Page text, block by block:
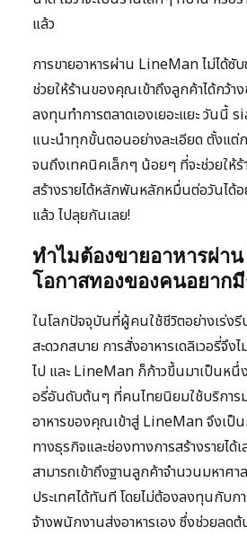
แล้ว
การขายอาหารผ่าน LineMan ไม่ได้
ช่วยให้ร้านของคุณเข้าถึงลูกค้าได้กว้า
ลงทุนทำการตลาดเองเยอะแยะ วันนี้
แนะนำทุกขั้นตอนอย่างละเอียด ตั้งแต่
จนถึงเทคนิคเล็กๆ น้อยๆ ที่จะช่วยให้
สร้างรายได้หลักพันหลักหมื่นต่อวันได้
แล้ว ไปลุยกันเลย!
ทำไมต้องขายอาหารผ่า
โอกาสทองของคนอยากมี
ในโลกปัจจุบันที่ผู้คนใช้ชีวิตอย่างเร่งรี
สะดวกสบาย การสั่งอาหารเดลิเวอรี่จึง
ไป และ LineMan ก็ก้าวขึ้นมาเป็นหนึ่
อรี่อันดับต้นๆ ที่คนไทยนิยมใช้บริการ
อาหารของคุณเข้าสู่ LineMan จึงเป็น
ทางธุรกิจและช่องทางการสร้างรายไ
สามารถเข้าถึงฐานลูกค้าจำนวนมหาศ
ประเทศได้ทันที โดยไม่ต้องลงทุนกับก
จ้างพนักงานส่งอาหารเอง ซึ่งช่วยลด